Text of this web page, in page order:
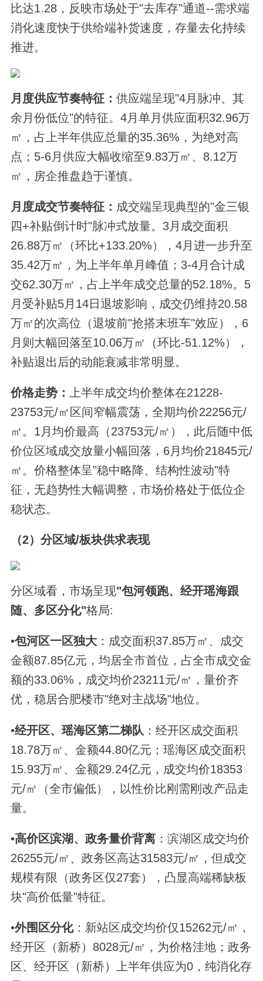
比达1.28，反映市场处于"去库存"通道--需求端
消化速度快于供给端补货速度，存量去化持续
推进。
月度供应节奏特征： 供应端呈现"4月脉冲、其
余月份低位"的特征。4月单月供应面积32.96万
㎡，占上半年供应总量的35.36%，为绝对高
点；5-6月供应大幅收缩至9.83万㎡、8.12万
㎡，房企推盘趋于谨慎。
月度成交节奏特征： 成交端呈现典型的"金三银
四+补贴倒计时"脉冲式放量。3月成交面积
26.88万㎡（环比+133.20%），4月进一步升至
35.42万㎡，为上半年单月峰值；3-4月合计成
交62.30万㎡，占上半年成交总量的52.18%。5
月受补贴5月14日退坡影响，成交仍维持20.58
万㎡的次高位（退坡前"抢搭末班车"效应），6
月则大幅回落至10.06万㎡（环比-51.12%），
补贴退出后的动能衰减非常明显。
价格走势：
上半年成交均价整体在21228-
23753元/㎡区间窄幅震荡，全期均价22256元/
㎡。1月均价最高（23753元/㎡），此后随中低
价位区域成交放量小幅回落，6月均价21845元/
㎡。价格整体呈"稳中略降、结构性波动"特
征，无趋势性大幅调整，市场价格处于低位企
稳状态。
（2）分区域/板块供求表现
分区域看，市场呈现"包河领跑、经开瑶海跟
随、多区分化"格局:
•包河区一区独大：成交面积37.85万㎡、成交
金额87.85亿元，均居全市首位，占全市成交金
额的33.06%，成交均价23211元/㎡，量价齐
优，稳居合肥楼市"绝对主战场"地位。
•经开区、瑶海区第二梯队 ：经开区成交面积
18.78万㎡、金额44.80亿元；瑶海区成交面积
15.93万㎡、金额29.24亿元，成交均价18353
元/㎡（全市偏低），以性价比刚需刚改产品走
量。
•高价区滨湖、政务量价背离：滨湖区成交均价
26255元/㎡、政务区高达31583元/㎡，但成交
规模有限（政务区仅27套），凸显高端稀缺板
块"高价低量"特征。
•外围区分化：新站区成交均价仅15262元/㎡，
经开区（新桥）8028元/㎡，为价格洼地；政务
区、经开区（新桥）上半年供应为0，纯消化存